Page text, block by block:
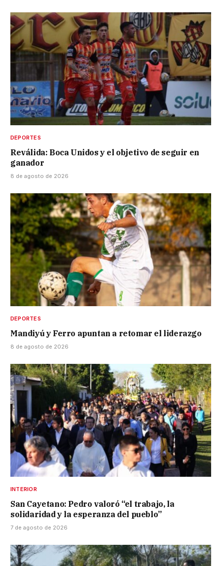
DEPORTES
Reválida: Boca Unidos y el objetivo de seguir en
ganador
8 de agosto de 2026
DEPORTES
Mandiyú y Ferro apuntan a retomar el liderazgo
8 de agosto de 2026
INTERIOR
San Cayetano: Pedro valoró “el trabajo, la
solidaridad y la esperanza del pueblo”
7 de agosto de 2026